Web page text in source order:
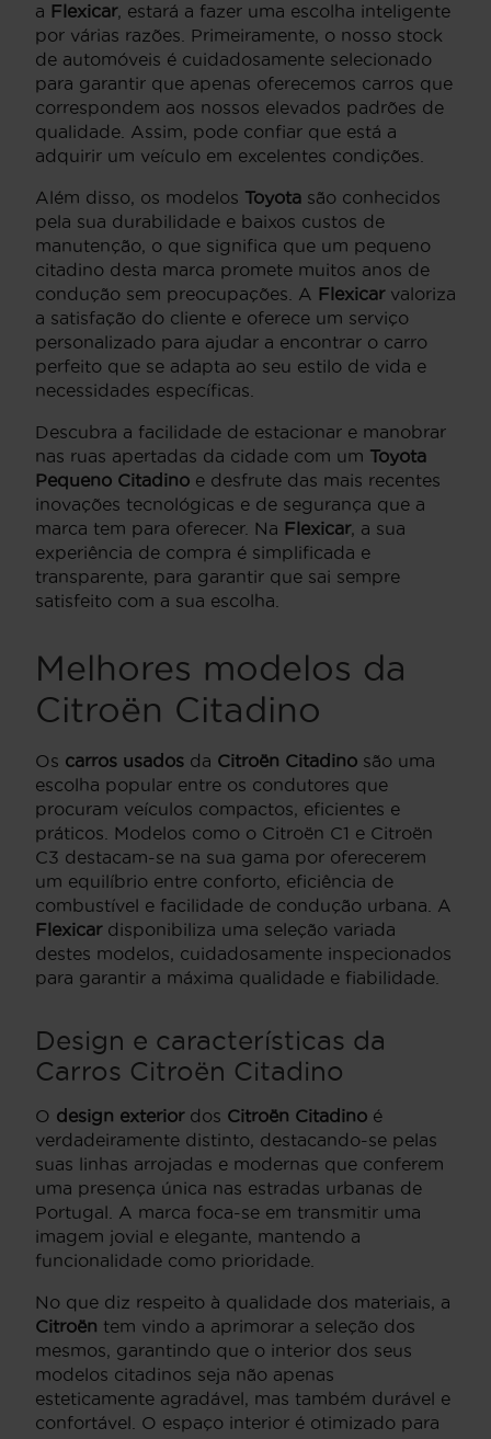
a Flexicar, estará a fazer uma escolha inteligente
por várias razões. Primeiramente, o nosso stock
de automóveis é cuidadosamente selecionado
para garantir que apenas oferecemos carros que
correspondem aos nossos elevados padrões de
qualidade. Assim, pode confiar que está a
adquirir um veículo em excelentes condições.
Além disso, os modelos Toyota são conhecidos
pela sua durabilidade e baixos custos de
manutenção, o que significa que um pequeno
citadino desta marca promete muitos anos de
condução sem preocupações. A Flexicarvaloriza
a satisfação do cliente e oferece um serviço
personalizado para ajudar a encontrar o carro
perfeito que se adapta ao seu estilo de vida e
necessidades específicas.
Descubra a facilidade de estacionar e manobrar
nas ruas apertadas da cidade com um Toyota
Pequeno Citadino e desfrute das mais recentes
inovações tecnológicas e de segurança que a
marca tem para oferecer. Na Flexicar, a sua
experiência de compra é simplificada e
transparente, para garantir que sai sempre
satisfeito com a sua escolha.
Melhores modelos da
Citroën Citadino
Os carros usados da Citroën Citadino são uma
escolha popular entre os condutores que
procuram veículos compactos, eficientes e
práticos. Modelos como o Citroën C1 e Citroën
C3 destacam-se na sua gama por oferecerem
um equilíbrio entre conforto, eficiência de
combustível e facilidade de condução urbana. A
Flexicardisponibiliza uma seleção variada
destes modelos, cuidadosamente inspecionados
para garantir a máxima qualidade e fiabilidade.
Design e características da
Carros Citroën Citadino
O design exteriordos Citroën Citadino é
verdadeiramente distinto, destacando-se pelas
suas linhas arrojadas e modernas que conferem
uma presença única nas estradas urbanas de
Portugal. A marca foca-se em transmitir uma
imagem jovial e elegante, mantendo a
funcionalidade como prioridade.
No que diz respeito à qualidade dos materiais, a
Citroën tem vindo a aprimorar a seleção dos
mesmos, garantindo que o interior dos seus
modelos citadinos seja não apenas
esteticamente agradável, mas também durável e
confortável. O espaço interior é otimizado para